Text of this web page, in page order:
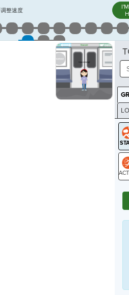
调整速度